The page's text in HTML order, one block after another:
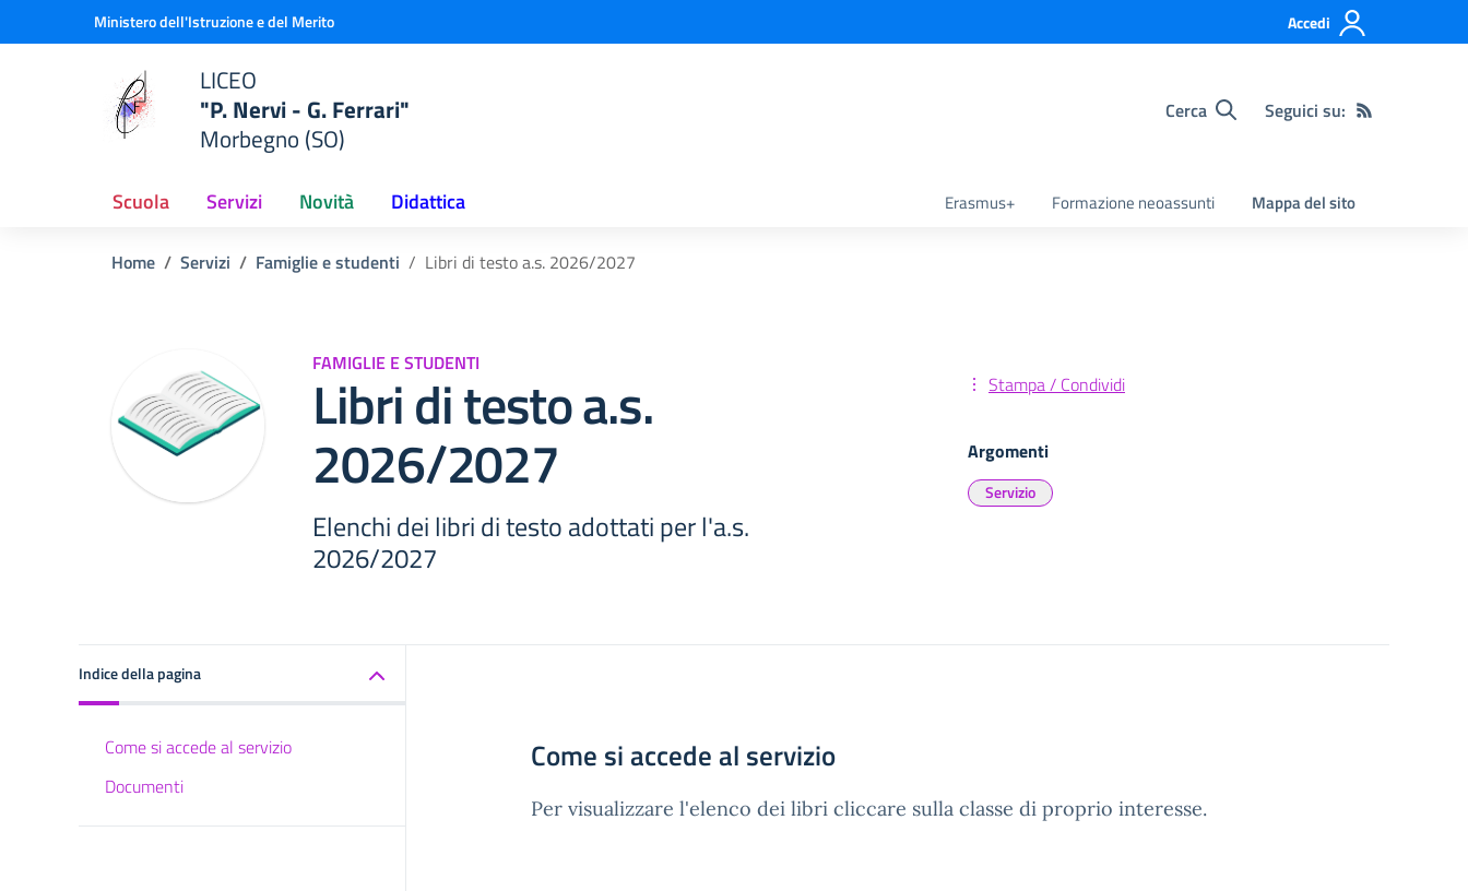
Vai ai contenuti
Vai al menu di navigazioneMinistero dell'Istruzione e del Merito Accedi
LICEO
"P. Nervi - G. Ferrari"
Morbegno (SO)
Cerca Seguici su:
Scuola Servizi Novità Didattica Erasmus+ Formazione neoassunti Mappa del sito
Home Servizi Famiglie e studenti Libri di testo a.s. 2026/2027
FAMIGLIE E STUDENTI
Libri di testo a.s.
2026/2027
Elenchi dei libri di testo adottati per l'a.s.
2026/2027
Stampa / Condividi
Argomenti
Servizio
Indice della pagina
Come si accede al servizio
Documenti
Come si accede al servizio
Per visualizzare l'elenco dei libri cliccare sulla classe di proprio interesse.